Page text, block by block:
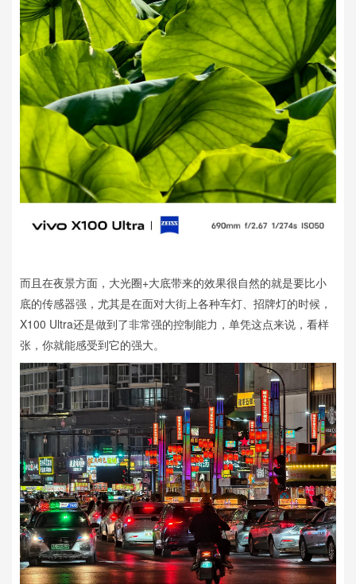
而且在夜景方面，大光圈+大底带来的效果很自然的就是要比小
底的传感器强，尤其是在面对大街上各种车灯、招牌灯的时候，
X100 Ultra还是做到了非常强的控制能力，单凭这点来说，看样
张，你就能感受到它的强大。